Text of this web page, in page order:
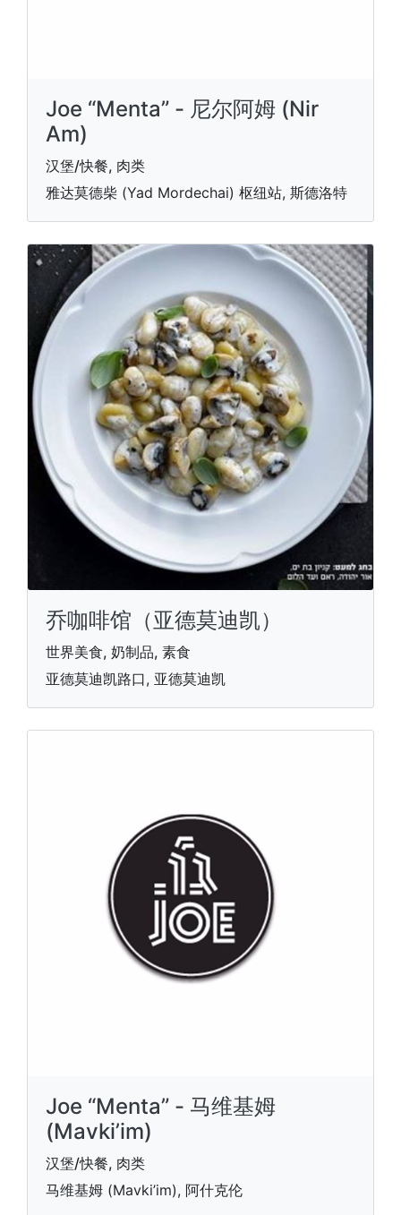
Joe “Menta” - 尼尔阿姆 (Nir
Am)
汉堡/快餐, 肉类
雅达莫德柴 (Yad Mordechai) 枢纽站, 斯德洛特
乔咖啡馆（亚德莫迪凯）
世界美食, 奶制品, 素食
亚德莫迪凯路口, 亚德莫迪凯
Joe “Menta” - 马维基姆
(Mavki’im)
汉堡/快餐, 肉类
马维基姆 (Mavki’im), 阿什克伦